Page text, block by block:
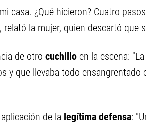
casa. ¿Qué hicieron? Cuatro
relató la mujer, quien descartó que
de otro cuchillo en la escena:
y que llevaba todo ensangrentado
de la legítima defensa: